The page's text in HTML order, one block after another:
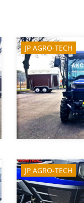
JP AGRO-TECH
JP AGRO-TECH